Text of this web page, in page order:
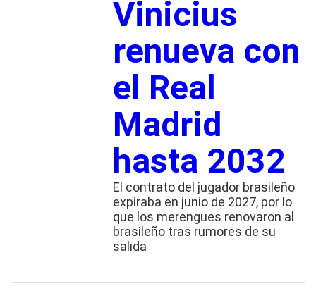
Vinicius
renueva con
el Real
Madrid
hasta 2032
El contrato del jugador brasileño
expiraba en junio de 2027, por lo
que los merengues renovaron al
brasileño tras rumores de su
salida